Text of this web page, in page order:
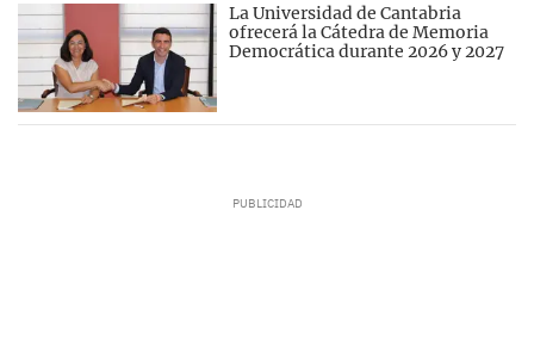
La Universidad de Cantabria
ofrecerá la Cátedra de Memoria
Democrática durante 2026 y 2027